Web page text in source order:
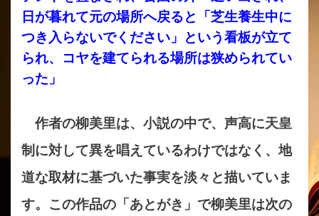
日が暮れて元の場所へ戻ると「芝生養生中に
つき入らないでください」という看板が立て
られ、コヤを建てられる場所は狭められてい
った」
作者の柳美里は、小説の中で、声高に天皇
制に対して異を唱えているわけではなく、地
道な取材に基づいた事実を淡々と描いていま
す。この作品の「あとがき」で柳美里は次の